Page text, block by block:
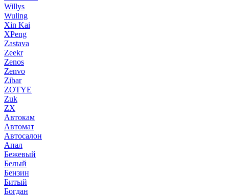
Willys
Wuling
Xin Kai
XPeng
Zastava
Zeekr
Zenos
Zenvo
Zibar
ZOTYE
Zuk
ZX
Автокам
Автомат
Автосалон
Апал
Бежевый
Белый
Бензин
Битый
Богдан